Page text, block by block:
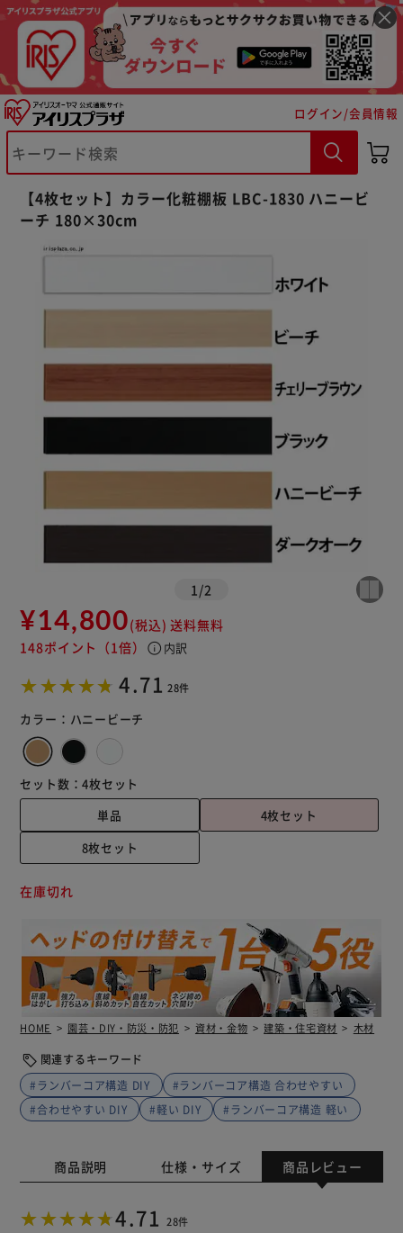
ログイン/会員情報
【4枚セット】カラー化粧棚板 LBC-1830 ハニービ
ーチ 180×30cm
1 /2
¥14,800(税込) 送料無料
148ポイント （1倍） info 内訳
4.71 28件
カラー： ハニービーチ
セット数：4枚セット
単品
4枚セット
8枚セット
在庫切れ
HOME 園芸・DIY・防災・防犯 資材・金物 建築・住宅資材 木材
関連するキーワード
#ランバーコア構造 DIY
#ランバーコア構造 合わせやすい
#合わせやすい DIY
#軽い DIY #ランバーコア構造 軽い
商品説明 仕様・サイズ 商品レビュー
4.71 28件
※ご確認ください
カートに入れる